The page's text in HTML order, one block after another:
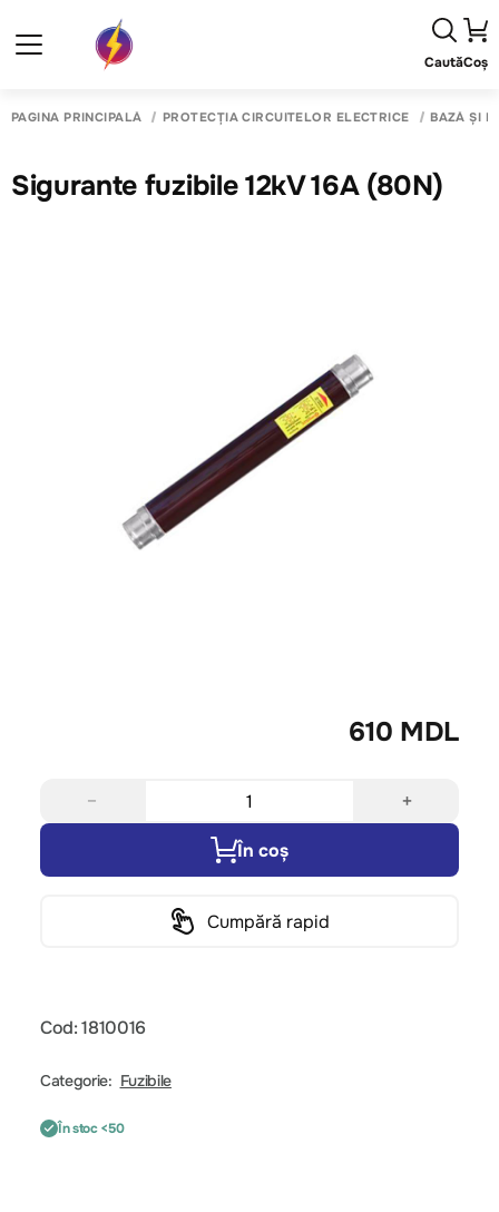
CautăCoș
PAGINA PRINCIPALĂ PROTECȚIA CIRCUITELOR ELECTRICE BAZĂ ȘI
Sigurante fuzibile 12kV 16A (80N)
610 MDL
− +
În coș
Cumpără rapid
Cod: 1810016
Categorie: Fuzibile
În stoc <50